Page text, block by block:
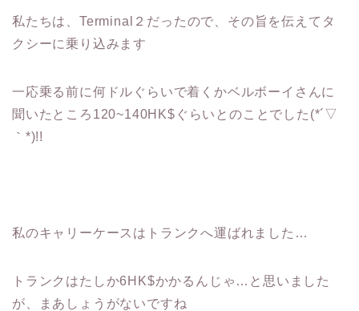
私たちは、Terminal２だったので、その旨を伝えてタ
クシーに乗り込みます
一応乗る前に何ドルぐらいで着くかベルボーイさんに
聞いたところ120~140HK$ぐらいとのことでした(*´▽
｀*)!!
私のキャリーケースはトランクへ運ばれました…
トランクはたしか6HK$かかるんじゃ…と思いました
が、まあしょうがないですね